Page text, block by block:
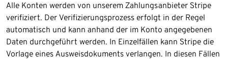
Alle Konten werden von unserem Zahlungsanbieter Stripe
verifiziert. Der Verifizierungsprozess erfolgt in der Regel
automatisch und kann anhand der im Konto angegebenen
Daten durchgeführt werden. In Einzelfällen kann Stripe die
Vorlage eines Ausweisdokuments verlangen. In diesen Fällen